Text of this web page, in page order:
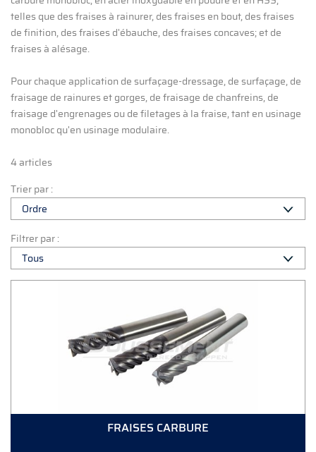
telles que des fraises à rainurer, des fraises en bout, des fraises
de finition, des fraises d'ébauche, des fraises concaves; et de
fraises à alésage.
Pour chaque application de surfaçage-dressage, de surfaçage, de
fraisage de rainures et gorges, de fraisage de chanfreins, de
fraisage d'engrenages ou de filetages à la fraise, tant en usinage
monobloc qu'en usinage modulaire.
4 articles
Trier par :
Filtrer par :
FRAISES CARBURE